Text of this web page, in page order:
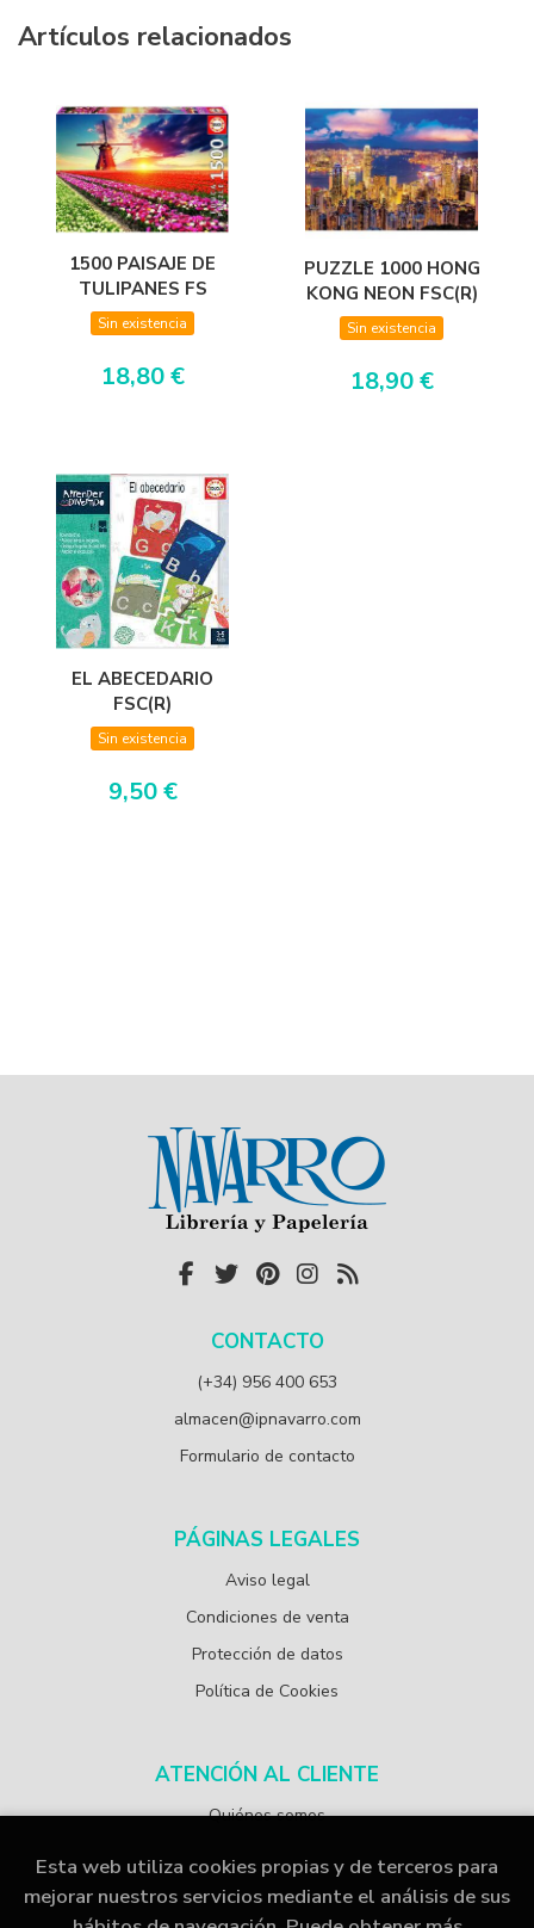
Artículos relacionados
1500 PAISAJE DE
TULIPANES FS
Sin existencia
18,80 €
PUZZLE 1000 HONG
KONG NEON FSC(R)
Sin existencia
18,90 €
EL ABECEDARIO
FSC(R)
Sin existencia
9,50 €
CONTACTO
(+34) 956 400 653
almacen@ipnavarro.com
Formulario de contacto
PÁGINAS LEGALES
Aviso legal
Condiciones de venta
Protección de datos
Política de Cookies
ATENCIÓN AL CLIENTE
Quiénes somos
Esta web utiliza cookies propias y de terceros para
mejorar nuestros servicios mediante el análisis de sus